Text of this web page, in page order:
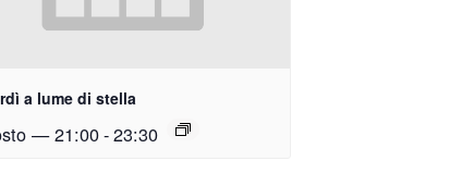
a lume di stella
— 21:00-23:30